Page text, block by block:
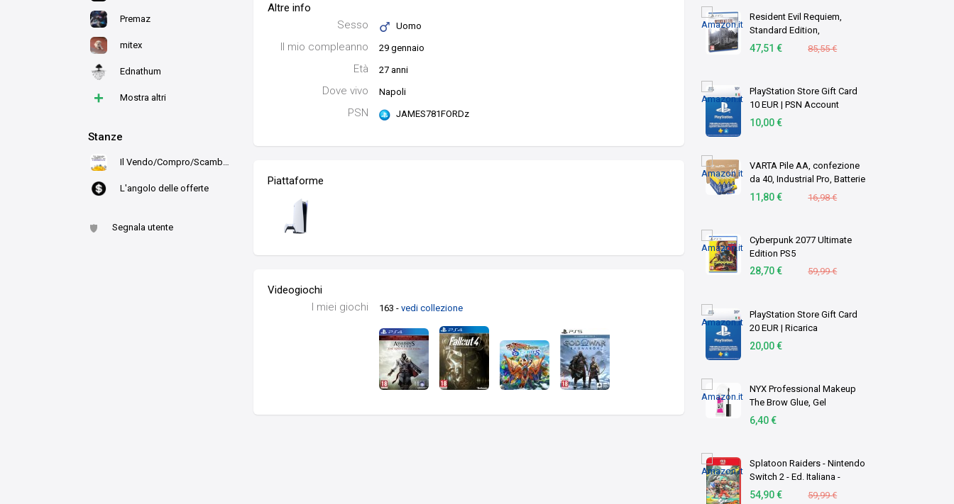
Premaz
mitex
Ednathum
+ Mostra altri
Stanze
L'angolo delle offerte
Segnala utente
Resident Evil Requiem,
Standard Edition,
PlayStation 5
47,51 € 85,55 €
PlayStation Store Gift Card
10 EUR | PSN Account
italiano | PS5/PS4 Codice
10,00 €
VARTA Pile AA, confezione
da 40, Industrial Pro, Batterie
Alcaline, 1,5V, pacco di
11,80 € 16,98 €
Cyberpunk 2077 Ultimate
Edition PS5
28,70 € 59,99 €
PlayStation Store Gift Card
20 EUR | Ricarica
Portafoglio PSN | Account
20,00 €
NYX Professional Makeup
The Brow Glue, Gel
Trasparente per
Fino a …
6,40 €
Splatoon Raiders - Nintendo
Switch 2 - Ed. Italiana -
Versione su scheda
54,90 € 59,99 €
Altre info
Sesso
Uomo
Il mio compleanno 29 gennaio
Età 27 anni
Dove vivo Napoli
PSN JAMES781FORDz
Piattaforme
Videogiochi
I miei giochi
163 - vedi collezione